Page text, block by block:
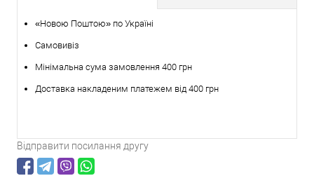
«Новою Поштою» по Україні
Самовивіз
Мінімальна сума замовлення 400 грн
Доставка накладеним платежем від 400 грн
Відправити посилання другу